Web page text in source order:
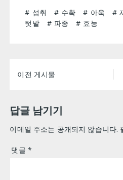
섭취 수확 아욱
텃밭
파종 효능
글
이전 게시물
답글 남기기
이메일 주소는 공개되지 않습니다.
댓글 *